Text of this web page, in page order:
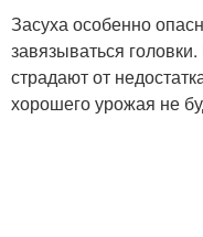
Засуха особенно
завязываться
страдают от
хорошего урожая не